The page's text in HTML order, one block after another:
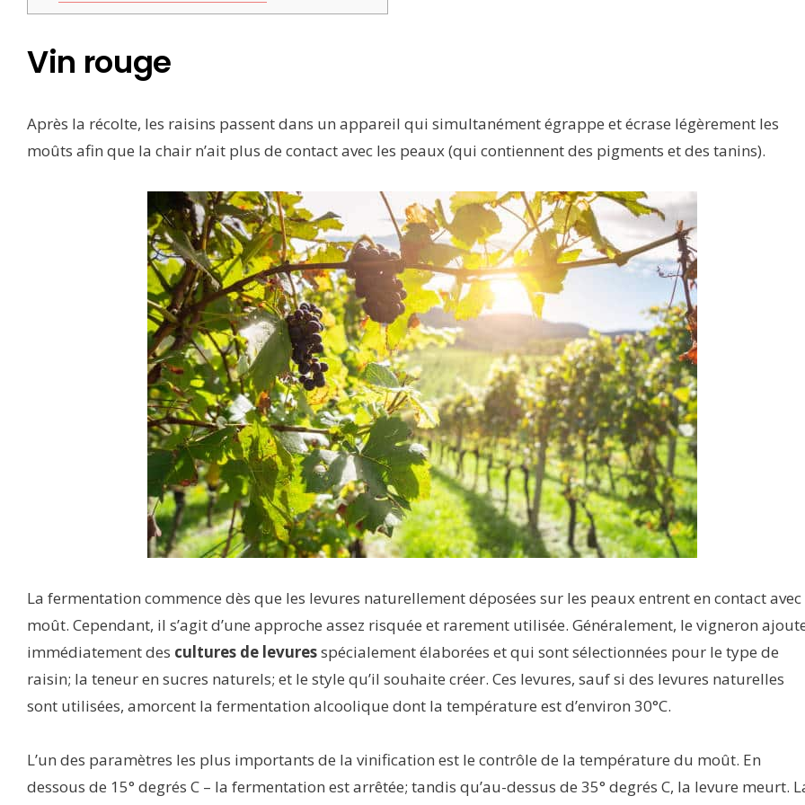
Vin rouge
Après la récolte, les raisins passent dans un appareil qui simultanément égrappe et écrase légèrement les
moûts afin que la chair n’ait plus de contact avec les peaux (qui contiennent des pigments et des tanins).
La fermentation commence dès que les levures naturellement déposées sur les peaux entrent en contact avec
moût. Cependant, il s’agit d’une approche assez risquée et rarement utilisée. Généralement, le vigneron
immédiatement des cultures de levuresspécialement élaborées et qui sont sélectionnées pour le type de
raisin; la teneur en sucres naturels; et le style qu’il souhaite créer. Ces levures, sauf si des levures naturelles
sont utilisées, amorcent la fermentation alcoolique dont la température est d’environ 30°C.
L’un des paramètres les plus importants de la vinification est le contrôle de la température du moût. En
dessous de 15° degrés C – la fermentation est arrêtée; tandis qu’au-dessus de 35° degrés C, la levure meurt.